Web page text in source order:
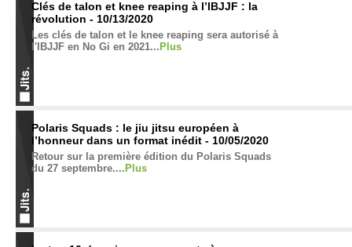
Clés de talon et knee reaping à l’IBJJF : la
révolution - 10/13/2020
Les clés de talon et le knee reaping sera autorisé à
l'IBJJF en No Gi en 2021... Plus
Polaris Squads : le jiu jitsu européen à
l’honneur dans un format inédit - 10/05/2020
Retour sur la première édition du Polaris Squads
du 27 septembre.... Plus